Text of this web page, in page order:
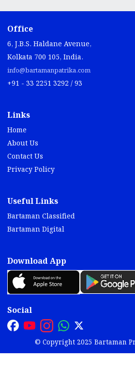
Office
6, J.B.S. Haldane Avenue,
Kolkata 700 105, India.
info@bartamanpatrika.com
+91 - 33 2251 3292 / 93
Links
Home
About Us
Contact Us
Privacy Policy
Useful Links
Bartaman Classified
Bartaman Digital
Download App
Social
© Copyright 2025 Bartaman